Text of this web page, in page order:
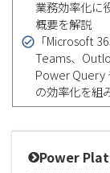
業務効率化に
概要を解説
「Microsoft
Teams、
Power Query
の効率化を組
Power